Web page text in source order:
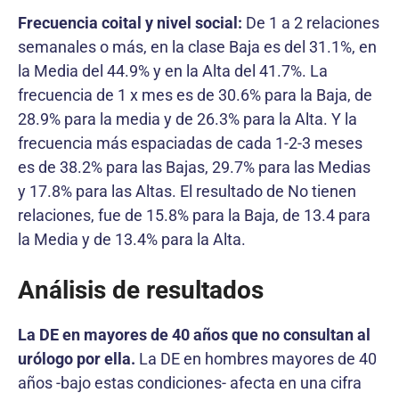
Frecuencia coital y nivel social: De 1 a 2 relaciones
semanales o más, en la clase Baja es del 31.1%, en
la Media del 44.9% y en la Alta del 41.7%. La
frecuencia de 1 x mes es de 30.6% para la Baja, de
28.9% para la media y de 26.3% para la Alta. Y la
frecuencia más espaciadas de cada 1-2-3 meses
es de 38.2% para las Bajas, 29.7% para las Medias
y 17.8% para las Altas. El resultado de No tienen
relaciones, fue de 15.8% para la Baja, de 13.4 para
la Media y de 13.4% para la Alta.
Análisis de resultados
La DE en mayores de 40 años que no consultan al
urólogo por ella. La DE en hombres mayores de 40
años -bajo estas condiciones- afecta en una cifra